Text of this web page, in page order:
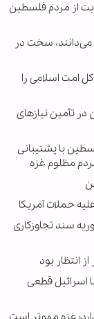
از مردم فلسطین
می‌دانند، سخت در
امت اسلامی را
تأمین نیازهای
با پشتیبانی
مظلوم غزه
حملات آمریکا
سند تجاوزکاری
انتظار بود
اسرائیل قطعی